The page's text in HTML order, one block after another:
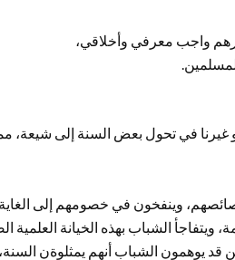
واجب معرفي وأخلاقي،
أو غيرنا في تحول بعض السنة إلى
وينفخون في خصومهم إلى
الشباب بهذه الخيانة العلمية
يوهمون الشباب أنهم يمثلوةن السنة،